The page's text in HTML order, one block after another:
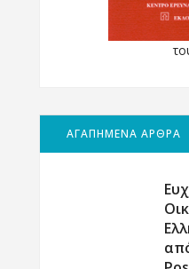
ΑΓΑΠΗΜΕΝΑ ΑΡΘΡΑ